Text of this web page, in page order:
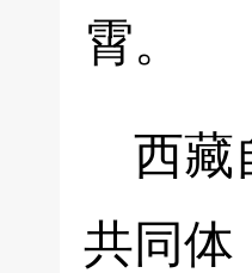
霄。
西藏
共同